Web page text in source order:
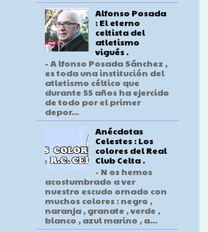
Alfonso Posada
: El eterno
celtista del
atletismo
vigués .
- A lfonso Posada Sánchez ,
es toda una institución del
atletismo céltico que
durante 55 años ha ejercido
de todo por el primer
depor...
Anécdotas
Celestes : Los
colores del Real
Club Celta .
- N os hemos
acostumbrado a ver
nuestro escudo ornado con
muchos colores : negro ,
naranja , granate , verde ,
blanco , azul marino , a...